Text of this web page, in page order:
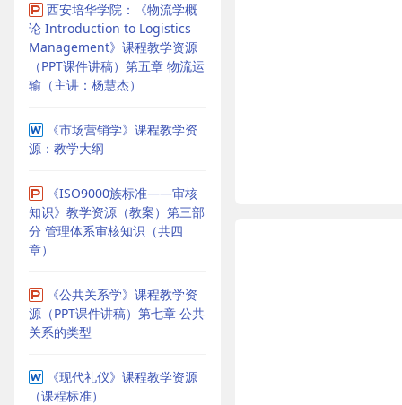
西安培华学院：《物流学概
论 Introduction to Logistics
Management》课程教学资源
（PPT课件讲稿）第五章 物流运
输（主讲：杨慧杰）
《市场营销学》课程教学资
源：教学大纲
《ISO9000族标准——审核
知识》教学资源（教案）第三部
分 管理体系审核知识（共四
章）
《公共关系学》课程教学资
源（PPT课件讲稿）第七章 公共
关系的类型
《现代礼仪》课程教学资源
（课程标准）